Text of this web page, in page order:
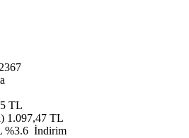
TL
1.097,47 TL
%3.6 İndirim